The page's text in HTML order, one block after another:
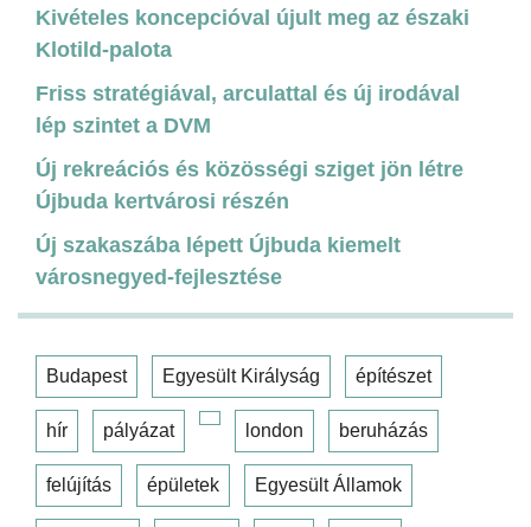
Kivételes koncepcióval újult meg az északi
Klotild-palota
Friss stratégiával, arculattal és új irodával
lép szintet a DVM
Új rekreációs és közösségi sziget jön létre
Újbuda kertvárosi részén
Új szakaszába lépett Újbuda kiemelt
városnegyed-fejlesztése
Budapest Egyesült Királyság építészet
hír pályázat london beruházás
felújítás épületek Egyesült Államok